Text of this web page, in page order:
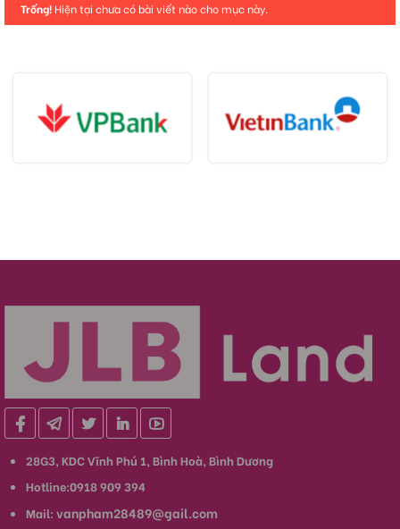
Trống!Hiện tại chưa có bài viết nào cho mục này.
28G3, KDC Vĩnh Phú 1, Bình Hoà, Bình Dương
Hotline:0918 909 394
Mail: vanpham28489@gail.com